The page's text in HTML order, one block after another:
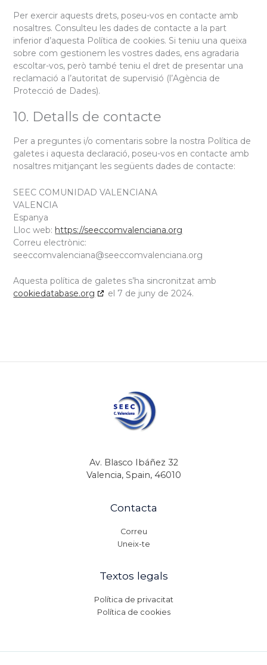
Per exercir aquests drets, poseu-vos en contacte amb
nosaltres. Consulteu les dades de contacte a la part
inferior d’aquesta Política de cookies. Si teniu una queixa
sobre com gestionem les vostres dades, ens agradaria
escoltar-vos, però també teniu el dret de presentar una
reclamació a l’autoritat de supervisió (l’Agència de
Protecció de Dades).
10. Detalls de contacte
Per a preguntes i/o comentaris sobre la nostra Política de
galetes i aquesta declaració, poseu-vos en contacte amb
nosaltres mitjançant les següents dades de contacte:
SEEC COMUNIDAD VALENCIANA
VALENCIA
Espanya
Lloc web: https://seeccomvalenciana.org
Correu electrònic:
seeccomvalenciana@seeccomvalenciana.org
Aquesta política de galetes s’ha sincronitzat amb
cookiedatabase.org
el 7 de juny de 2024.
Av. Blasco Ibáñez 32
Valencia, Spain, 46010
Contacta
Correu
Uneix-te
Textos legals
Política de privacitat
Política de cookies